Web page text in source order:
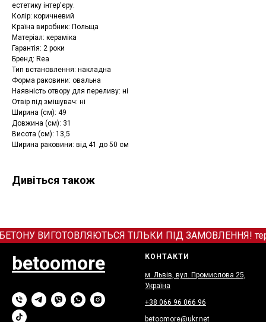
естетику інтер'єру.
Колір: коричневий
Країна виробник: Польща
Матеріал: кераміка
Гарантія: 2 роки
Бренд: Rea
Тип встановлення: накладна
Форма раковини: овальна
Наявність отвору для переливу: ні
Отвір під змішувач: ні
Ширина (см): 49
Довжина (см): 31
Висота (см): 13,5
Ширина раковини: від 41 до 50 см
Дивіться також
ВИГОТОВЛЯЮТЬСЯ ТІЛЬКИ ПІД ЗАМОВЛЕННЯ!
betoomore КОНТАКТИ
м. Львів, вул. Промислова 25,
Україна
+38 066 96 066 96
betoomore@ukr.net